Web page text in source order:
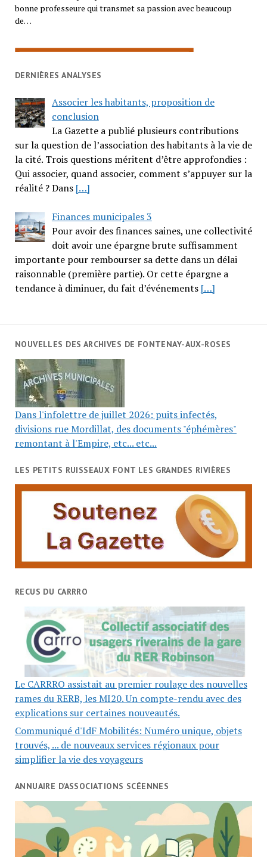
bonne professeure qui transmet sa passion avec beaucoup
de…
DERNIÈRES ANALYSES
Associer les habitants, proposition de
conclusion
La Gazette a publié plusieurs contributions
sur la question de l’association des habitants à la vie de
la cité. Trois questions méritent d’être approfondies :
Qui associer, quand associer, comment s’appuyer sur la
réalité ? Dans […]
Finances municipales 3
Pour avoir des finances saines, une collectivité
doit avoir une épargne brute suffisamment
importante pour rembourser sa dette dans un délai
raisonnable (première partie). Or cette épargne a
tendance à diminuer, du fait d’événements […]
NOUVELLES DES ARCHIVES DE FONTENAY-AUX-ROSES
Dans l'infolettre de juillet 2026: puits infectés,
divisions rue Mordillat, des documents "éphémères"
remontant à l'Empire, etc... etc...
LES PETITS RUISSEAUX FONT LES GRANDES RIVIÈRES
RECUS DU CARRRO
Le CARRRO assistait au premier roulage des nouvelles
rames du RERB, les MI20. Un compte-rendu avec des
explications sur certaines nouveautés.
Communiqué d'IdF Mobilités: Numéro unique, objets
trouvés, ... de nouveaux services régionaux pour
simplifier la vie des voyageurs
ANNUAIRE D’ASSOCIATIONS SCÉENNES